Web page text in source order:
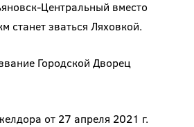
Центральный вместо
станет зваться Ляховкой.
Городской Дворец
от 27 апреля 2021 г.